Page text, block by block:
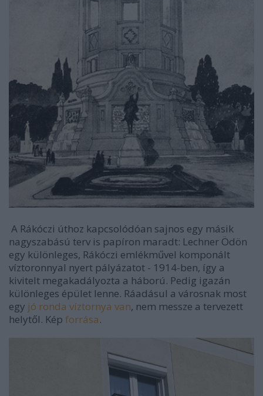
A Rákóczi úthoz kapcsolódóan sajnos egy másik
nagyszabású terv is papíron maradt: Lechner Ödön
egy különleges, Rákóczi emlékművel komponált
víztoronnyal nyert pályázatot - 1914-ben, így a
kivitelt megakadályozta a háború. Pedig igazán
különleges épület lenne. Ráadásul a városnak most
egy jó ronda víztornya van, nem messze a tervezett
helytől. Kép forrása.